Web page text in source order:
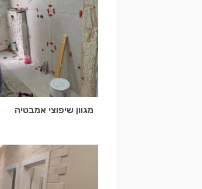
מגוון שיפוצי אמבטיה